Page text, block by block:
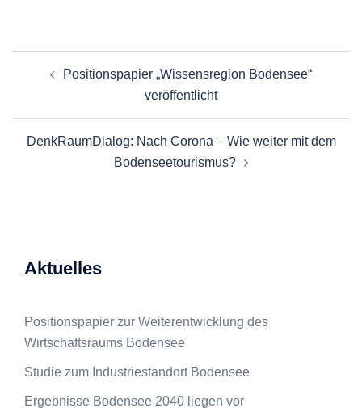
Positionspapier „Wissensregion Bodensee“
veröffentlicht
DenkRaumDialog: Nach Corona – Wie weiter mit dem
Bodenseetourismus?
Aktuelles
Positionspapier zur Weiterentwicklung des
Wirtschaftsraums Bodensee
Studie zum Industriestandort Bodensee
Ergebnisse Bodensee 2040 liegen vor